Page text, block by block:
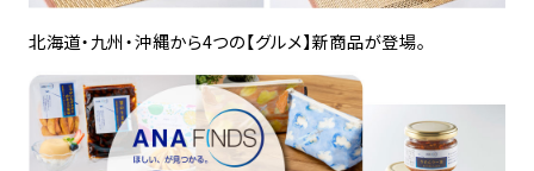
北海道・九州・沖縄から4つの【グルメ】新商品が登場。